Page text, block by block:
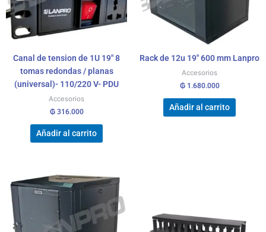
Canal de tension de 1U 19″ 8
tomas redondas / planas
(universal)- 110/220 V- PDU
Accesorios
₲316.000
Añadir al carrito
Rack de 12u 19″ 600 mm Lanpro
Accesorios
₲1.680.000
Añadir al carrito